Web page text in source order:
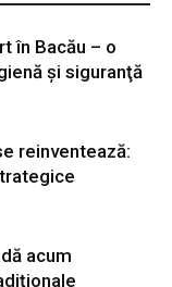
în Bacău – o
şi siguranţă
reinventează:
acum